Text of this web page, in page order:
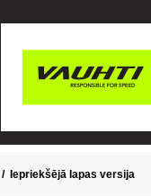
/ Iepriekšējā lapas versija